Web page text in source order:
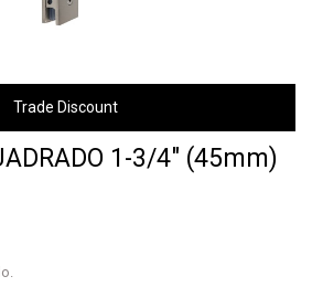
Trade Discount
1-3/4" (45mm)